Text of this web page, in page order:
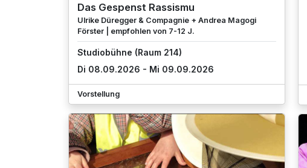
Das Gespenst Rassismu
Ulrike Düregger & Compagnie + Andrea Magogi
Förster | empfohlen von 7-12 J.
Studiobühne (Raum 214)
Di 08.09.2026 - Mi 09.09.2026
Vorstellung